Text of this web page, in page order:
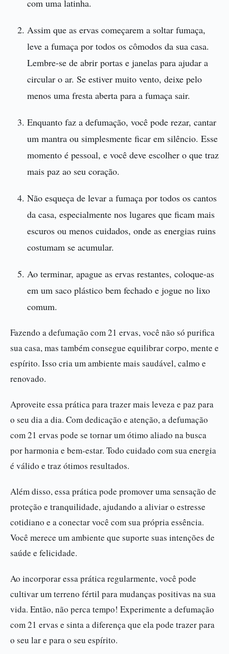
com uma latinha.
Assim que as ervas começarem a soltar fumaça,
leve a fumaça por todos os cômodos da sua casa.
Lembre-se de abrir portas e janelas para ajudar a
circular o ar. Se estiver muito vento, deixe pelo
menos uma fresta aberta para a fumaça sair.
Enquanto faz a defumação, você pode rezar, cantar
um mantra ou simplesmente ficar em silêncio. Esse
momento é pessoal, e você deve escolher o que traz
mais paz ao seu coração.
Não esqueça de levar a fumaça por todos os cantos
da casa, especialmente nos lugares que ficam mais
escuros ou menos cuidados, onde as energias ruins
costumam se acumular.
Ao terminar, apague as ervas restantes, coloque-as
em um saco plástico bem fechado e jogue no lixo
comum.
Fazendo a defumação com 21 ervas, você não só purifica
sua casa, mas também consegue equilibrar corpo, mente e
espírito. Isso cria um ambiente mais saudável, calmo e
renovado.
Aproveite essa prática para trazer mais leveza e paz para
o seu dia a dia. Com dedicação e atenção, a defumação
com 21 ervas pode se tornar um ótimo aliado na busca
por harmonia e bem-estar. Todo cuidado com sua energia
é válido e traz ótimos resultados.
Além disso, essa prática pode promover uma sensação de
proteção e tranquilidade, ajudando a aliviar o estresse
cotidiano e a conectar você com sua própria essência.
Você merece um ambiente que suporte suas intenções de
saúde e felicidade.
Ao incorporar essa prática regularmente, você pode
cultivar um terreno fértil para mudanças positivas na sua
vida. Então, não perca tempo! Experimente a defumação
com 21 ervas e sinta a diferença que ela pode trazer para
o seu lar e para o seu espírito.